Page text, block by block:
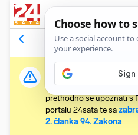
Komentari
Važna obavijest:
Svaki korisnik koji želi
prethodno se upoznati s
portalu 24sata te sa
2. članka 94. Zakona .